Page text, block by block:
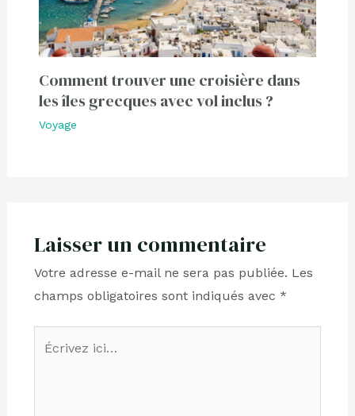
Comment trouver une croisière dans
les îles grecques avec vol inclus ?
Voyage
Laisser un commentaire
Votre adresse e-mail ne sera pas publiée. Les
champs obligatoires sont indiqués avec *